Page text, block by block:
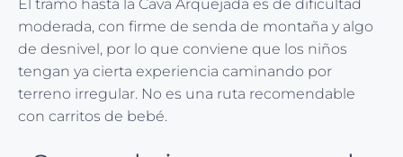
El tramo hasta la Cava Arquejada es de dificultad
moderada, con firme de senda de montaña y algo
de desnivel, por lo que conviene que los niños
tengan ya cierta experiencia caminando por
terreno irregular. No es una ruta recomendable
con carritos de bebé.